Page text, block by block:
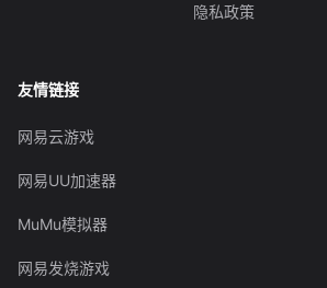
隐私政策
友情链接
网易云游戏
网易UU加速器
MuMu模拟器
网易发烧游戏